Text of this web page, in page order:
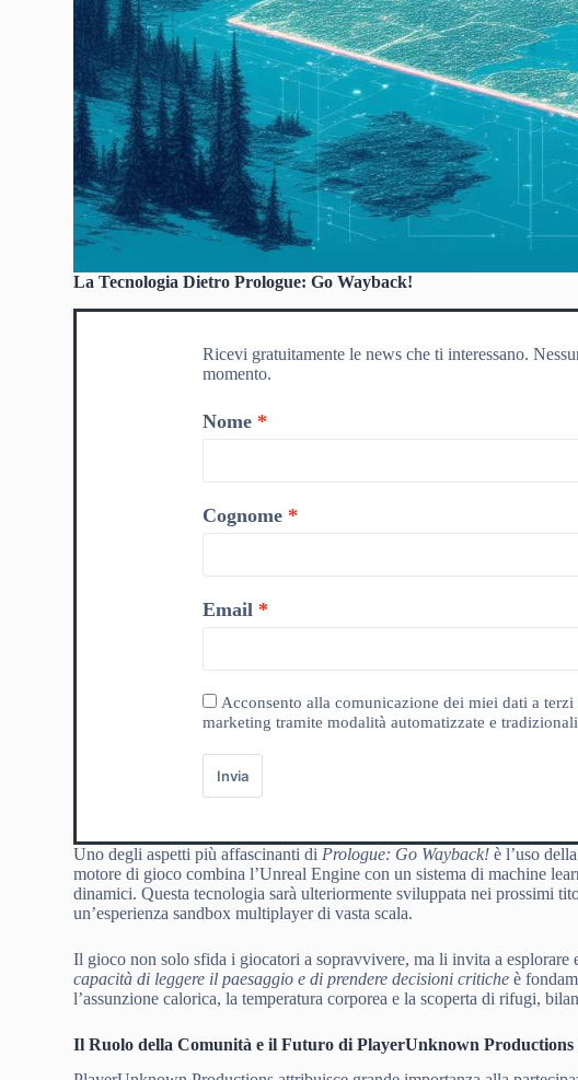
La Tecnologia Dietro Prologue: Go Wayback!
Ricevi gratuitamente le news che ti interessano.
momento.
Nome
Cognome
Email
Acconsento alla comunicazione dei miei dati a
marketing tramite modalità automatizzate e
Invia
Uno degli aspetti più affascinanti di Prologue: Go Wayback! è l’uso
motore di gioco combina l’Unreal Engine con un sistema di machine
dinamici. Questa tecnologia sarà ulteriormente sviluppata nei prossimi
un’esperienza sandbox multiplayer di vasta scala.
Il gioco non solo sfida i giocatori a sopravvivere, ma li invita a esplorare
capacità di leggere il paesaggio e di prendere decisioni critiche è
l’assunzione calorica, la temperatura corporea e la scoperta di rifugi,
Il Ruolo della Comunità e il Futuro di PlayerUnknown Productions